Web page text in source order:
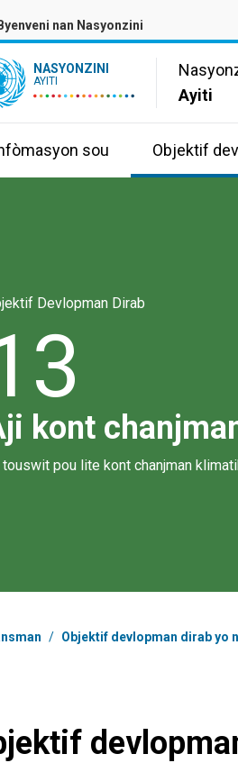
prensipal
Byenveni nan Nasyonzini
NASYONZINI
AYITI
Ayiti
sou Objektif
Devlopman Dirab
kont
touswit pou lite kont chanjman
/ Objektif devlopman dirab yo